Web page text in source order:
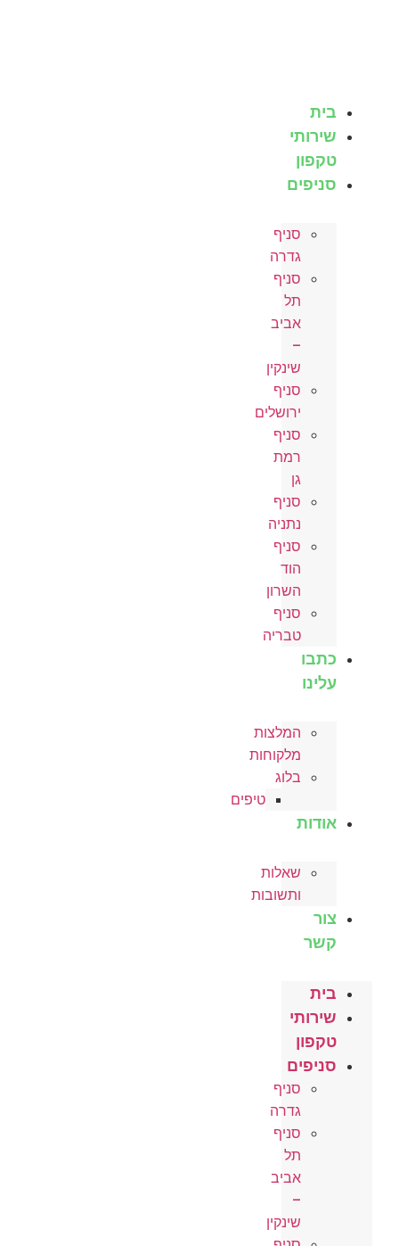
בית
שירותי
טקפון
סניפים
סניף
גדרה
סניף
תל
אביב
–
שינקין
סניף
ירושלים
סניף
רמת
גן
סניף
נתניה
סניף
הוד
השרון
סניף
טבריה
כתבו
עלינו
המלצות
מלקוחות
בלוג
טיפים
אודות
שאלות
ותשובות
צור
קשר
בית
שירותי
טקפון
סניפים
סניף
גדרה
סניף
תל
אביב
–
שינקין